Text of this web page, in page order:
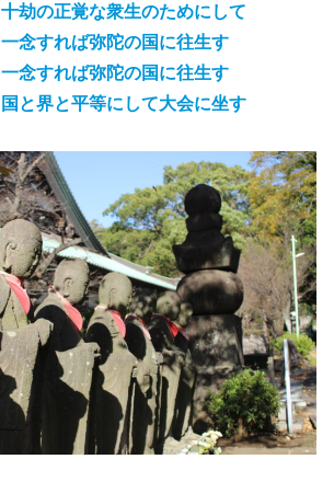
十劫の正覚な衆生のためにして
一念すれば弥陀の国に往生す
一念すれば弥陀の国に往生す
国と界と平等にして大会に坐す